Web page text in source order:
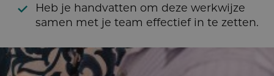
Heb je handvatten om deze werkwijze
samen met je team effectief in te zetten.